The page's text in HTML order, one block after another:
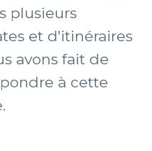
plusieurs
et d'itinéraires
avons fait de
à cette